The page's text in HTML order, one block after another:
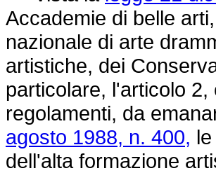
Accademie di belle
nazionale di arte
artistiche, dei
particolare, l'articolo
regolamenti, da
agosto 1988, n. 400,
dell'alta formazione